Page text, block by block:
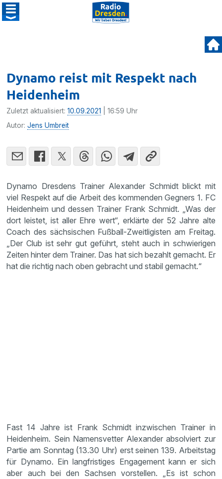
Dynamo reist mit Respekt nach
Heidenheim
Zuletzt aktualisiert:10.09.2021
| 16:59 Uhr
Autor:Jens Umbreit
Dynamo Dresdens Trainer Alexander Schmidt blickt mit
viel Respekt auf die Arbeit des kommenden Gegners 1. FC
Heidenheim und dessen Trainer Frank Schmidt. „Was der
dort leistet, ist aller Ehre wert“, erklärte der 52 Jahre alte
Coach des sächsischen Fußball-Zweitligisten am Freitag.
„Der Club ist sehr gut geführt, steht auch in schwierigen
Zeiten hinter dem Trainer. Das hat sich bezahlt gemacht. Er
hat die richtig nach oben gebracht und stabil gemacht.“
Fast 14 Jahre ist Frank Schmidt inzwischen Trainer in
Heidenheim. Sein Namensvetter Alexander absolviert zur
Partie am Sonntag (13.30 Uhr) erst seinen 139. Arbeitstag
für Dynamo. Ein langfristiges Engagement kann er sich
aber auch bei den Sachsen vorstellen. „Es ist schon